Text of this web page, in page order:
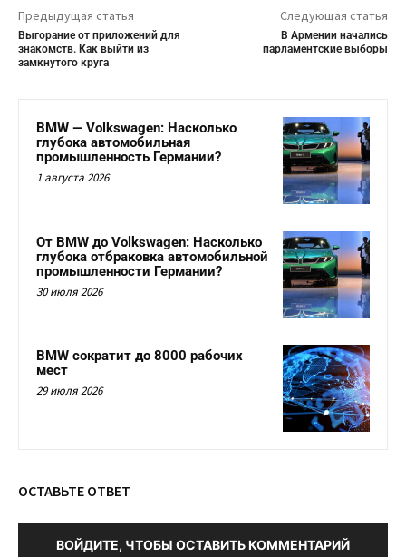
Предыдущая статья
Выгорание от приложений для
знакомств. Как выйти из
замкнутого круга
Следующая статья
В Армении начались
парламентские выборы
BMW — Volkswagen: Насколько
глубока автомобильная
промышленность Германии?
1 августа 2026
От BMW до Volkswagen: Насколько
глубока отбраковка автомобильной
промышленности Германии?
30 июля 2026
BMW сократит до 8000 рабочих
мест
29 июля 2026
ОСТАВЬТЕ ОТВЕТ
ВОЙДИТЕ, ЧТОБЫ ОСТАВИТЬ КОММЕНТАРИЙ